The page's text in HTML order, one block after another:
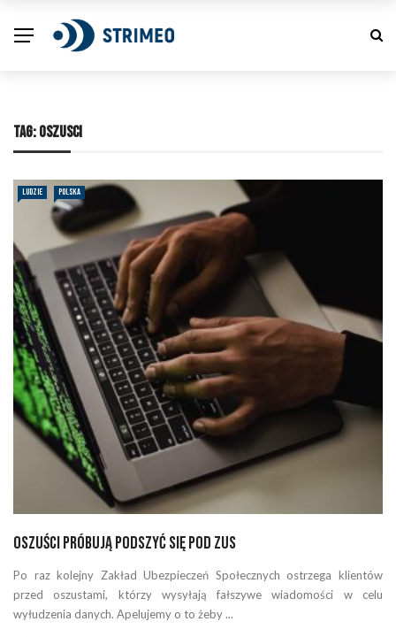
TAG:OSZUSCI
LUDZIE POLSKA
Oszuści próbują podszyć się pod ZUS
Po raz kolejny Zakład Ubezpieczeń Społecznych ostrzega klientów
przed oszustami, którzy wysyłają fałszywe wiadomości w celu
wyłudzenia danych. Apelujemy o to żeby ...